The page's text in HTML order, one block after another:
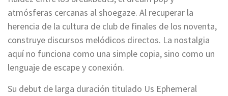
atmósferas cercanas al shoegaze. Al recuperar la
herencia de la cultura de club de finales de los noventa,
construye discursos melódicos directos. La nostalgia
aquí no funciona como una simple copia, sino como un
lenguaje de escape y conexión.
Su debut de larga duración titulado Us Ephemeral